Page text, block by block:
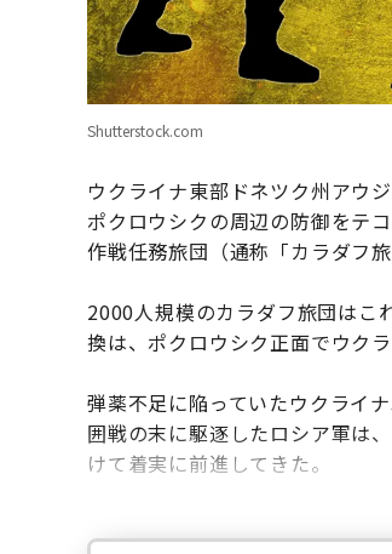
Shutterstock.com
ウクライナ東部ドネツク州アウ
ポクロウシクの周辺の防御をテ
作戦任務旅団（通称「カラダフ
2000人規模のカラダフ旅団はこ
換は、ポクロウシク正面でウク
弾薬不足に陥っていたウクライ
囲戦の末に駆逐したロシア軍は
けて着実に前進してきた。